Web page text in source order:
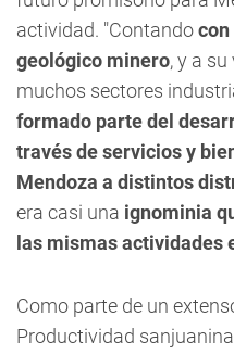
actividad. "Contandocon
geológico minero, y a
muchos sectores
formado parte del
través de servicios y
Mendoza a distintos
era casi una ignominia
las mismas actividades
Como parte de un
Productividad